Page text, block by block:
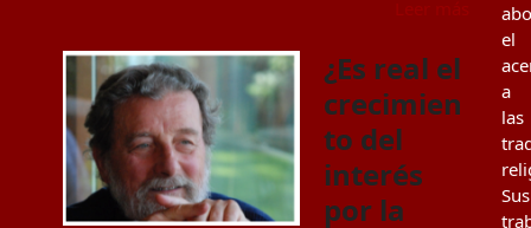
¿Es real el
crecimien
to del
interés
por la
el
a
las
Sus